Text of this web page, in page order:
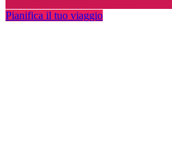
Pianifica il tuo viaggio